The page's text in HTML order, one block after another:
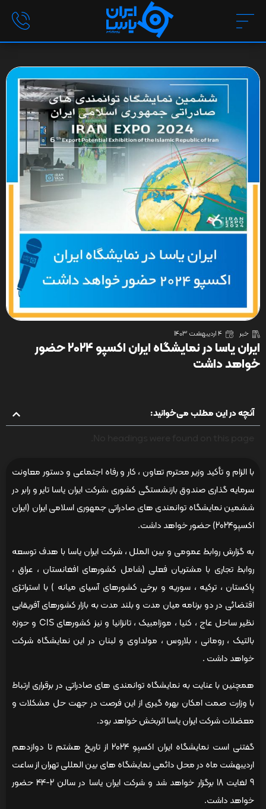
خبر 4 اردیبهشت 1403
ایران یاسا در نمایشگاه ایران اکسپو 2024 حضور
خواهد داشت
آنچه در این مطلب می‌خوانید:
با الزام و تأکید وزیر محترم تعاون ، کار و رفاه اجتماعی و دستور معاونت
سرمایه گذاری صندوق بازنشستگی کشوری ،شرکت ایران یاسا تایر و رابر در
ششمین نمایشگاه توانمندی های صادراتی جمهوری اسلامی ایران (ایران
اکسپو2024) حضور خواهد داشت.
به گزارش روابط عمومی و بین الملل ، شرکت ایران یاسا با هدف توسعه
روابط تجاری با مشتریان فعلی (شامل کشورهای افغانستان ، عراق ،
پاکستان ، ترکیه ، سوریه و برخی کشورهای آسیای میانه ) با استراتژی
اقتضائی در دو برنامه میان مدت و بلند مدت به بازار کشورهای آفریقایی
نظیر ساحل عاج ، کنیا ، موزامبیک ، تانزانیا و نیز کشورهای CIS و حوزه
بالتیک ، رومانی ، بلاروس ، مولداوی و لبنان در این نمایشگاه شرکت
خواهد داشت .
همچنین با عنایت به نمایشگاه توانمندی های صادراتی در برقراری ارتباط
با وزارت صمت امکان بهره گیری از این فرصت در جهت حل مشکلات و
معضلات شرکت ایران یاسا اثربخش خواهد بود.
گفتنی است نمایشگاه ایران اکسپو 2024 از تاریخ هشتم تا دوازدهم
اردیبهشت ماه در محل دائمی نمایشگاه های بین المللی تهران از ساعت
9 لغایت 18 برگزار خواهد شد و شرکت ایران یاسا در سالن 2-44 حضور
خواهد داشت.